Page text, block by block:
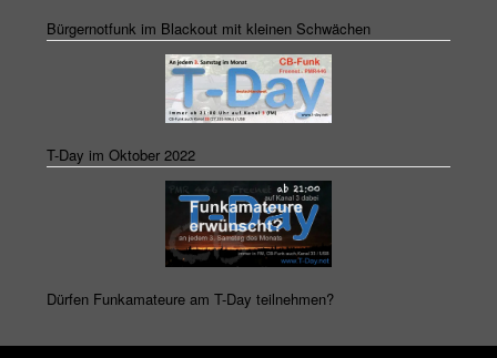
Bürgernotfunk im Blackout mit kleinen Schwächen
T-Day im Oktober 2022
Dürfen Funkamateure am T-Day teilnehmen?